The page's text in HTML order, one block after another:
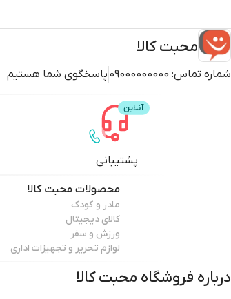
محبت کالا
شماره تماس: 09000000000 پاسخگوی شما هستیم
پشتیبانی
محصولات محبت کالا
مادر و کودک
کالای دیجیتال
ورزش و سفر
لوازم تحریر و تجهیزات اداری
درباره فروشگاه محبت کالا